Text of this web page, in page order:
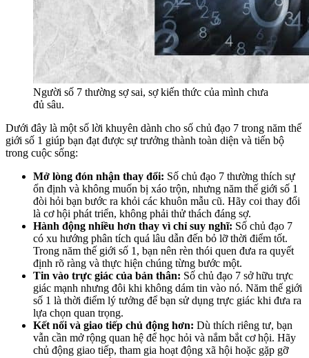
Người số 7 thường sợ sai, sợ kiến thức của mình chưa
đủ sâu.
Dưới đây là một số lời khuyên dành cho số chủ đạo 7 trong năm thế
giới số 1 giúp bạn đạt được sự trưởng thành toàn diện và tiến bộ
trong cuộc sống:
Mở lòng đón nhận thay đổi: Số chủ đạo 7 thường thích sự
ổn định và không muốn bị xáo trộn, nhưng năm thế giới số 1
đòi hỏi bạn bước ra khỏi các khuôn mẫu cũ. Hãy coi thay đổi
là cơ hội phát triển, không phải thử thách đáng sợ.
Hành động nhiều hơn thay vì chỉ suy nghĩ: Số chủ đạo 7
có xu hướng phân tích quá lâu dẫn đến bỏ lỡ thời điểm tốt.
Trong năm thế giới số 1, bạn nên rèn thói quen đưa ra quyết
định rõ ràng và thực hiện chúng từng bước một.
Tin vào trực giác của bản thân: Số chủ đạo 7 sở hữu trực
giác mạnh nhưng đôi khi không dám tin vào nó. Năm thế giới
số 1 là thời điểm lý tưởng để bạn sử dụng trực giác khi đưa ra
lựa chọn quan trọng.
Kết nối và giao tiếp chủ động hơn: Dù thích riêng tư, bạn
vẫn cần mở rộng quan hệ để học hỏi và nắm bắt cơ hội. Hãy
chủ động giao tiếp, tham gia hoạt động xã hội hoặc gặp gỡ